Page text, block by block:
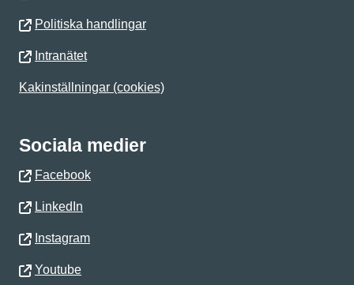
Politiska handlingar
Intranätet
Kakinställningar (cookies)
Sociala medier
Facebook
LinkedIn
Instagram
Youtube